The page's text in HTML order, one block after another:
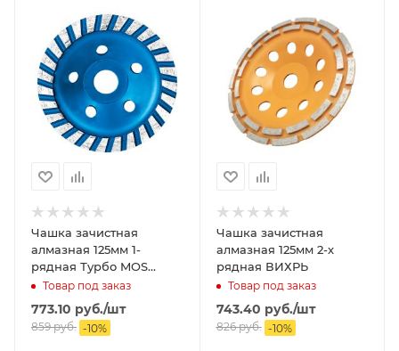
Чашка зачистная
алмазная 125мм 1-
рядная Турбо MOS
(узкие сегменты)
Товар под заказ
773.10 руб./шт
859руб. -10%
Чашка зачистная
алмазная 125мм 2-х
рядная ВИХРЬ
Товар под заказ
743.40 руб./шт
826руб. -10%